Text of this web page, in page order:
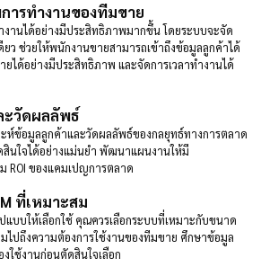
ารทำงานของทีมขาย
งานได้อย่างมีประสิทธิภาพมากขึ้น โดยระบบจะจัด
ว ช่วยให้พนักงานขายสามารถเข้าถึงข้อมูลลูกค้าได้
ยได้อย่างมีประสิทธิภาพ และจัดการเวลาทำงานได้
ะวัดผลลัพธ์
ะห์ข้อมูลลูกค้าและวัดผลลัพธ์ของกลยุทธ์ทางการตลาด
นใจได้อย่างแม่นยำ พัฒนาแผนงานให้มี
ROI ของแคมเปญการตลาด
ที่เหมาะสม
แบบให้เลือกใช้ คุณควรเลือกระบบที่เหมาะกับขนาด
ไปถึงความต้องการใช้งานของทีมขาย ศึกษาข้อมูล
ใช้งานก่อนตัดสินใจเลือก